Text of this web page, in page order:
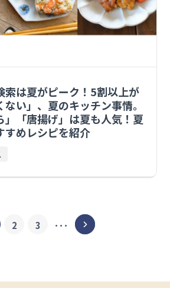
索は夏がピーク！5割以上が
ない」、夏のキッチン事情。
」「唐揚げ」は夏も人気！夏
すめレシピを紹介
2 3 ･･･ ＞